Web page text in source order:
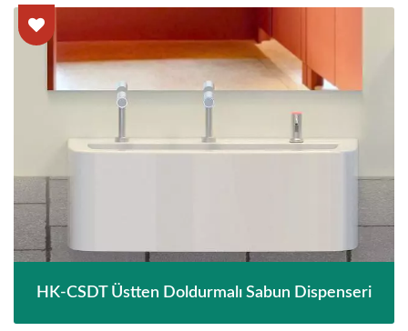
HK-CSDT Üstten Doldurmalı Sabun Dispenseri